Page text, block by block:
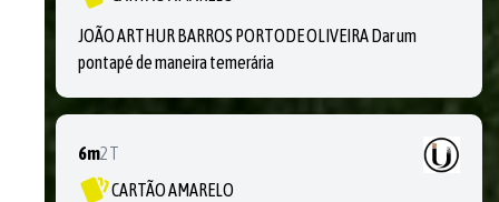
JOÃO ARTHUR BARROS PORTODE OLIVEIRA Dar um
pontapé de maneira temerária
6m2T
CARTÃO AMARELO